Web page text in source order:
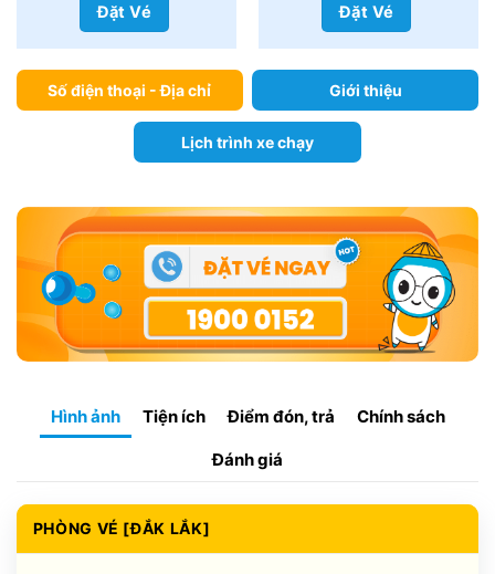
Đặt Vé Đặt Vé
Số điện thoại - Địa chỉ Giới thiệu
Lịch trình xe chạy
Hình ảnh Tiện ích Điểm đón, trả Chính sách
Đánh giá
PHÒNG VÉ [ĐẮK LẮK]